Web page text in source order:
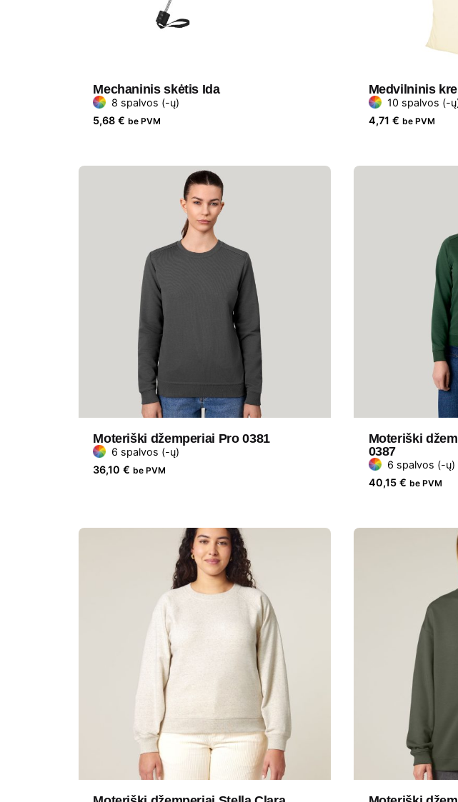
Mechaninis skėtis Ida
8 spalvos (-ų)
5,68€ be PVM
Medvilninis
10 spalvos (-
4,71 € be PVM
Moteriški džemperiai Pro 0381
6 spalvos (-ų)
36,10€ be PVM
Moteriški
0387
6 spalvos (-ų)
40,15 € be PVM